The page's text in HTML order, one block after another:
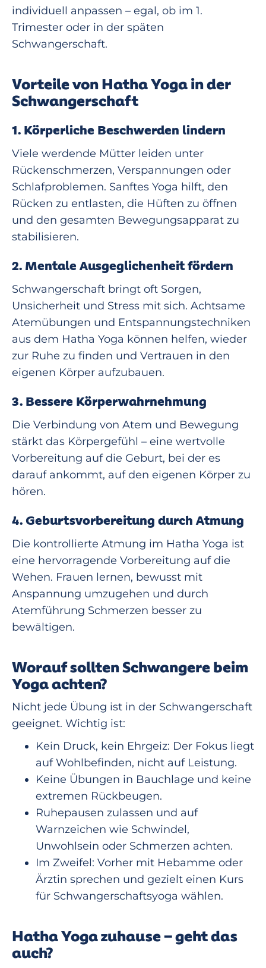
individuell anpassen – egal, ob im 1.
Trimester oder in der späten
Schwangerschaft.
Vorteile von Hatha Yoga in der
Schwangerschaft
1. Körperliche Beschwerden lindern
Viele werdende Mütter leiden unter
Rückenschmerzen, Verspannungen oder
Schlafproblemen. Sanftes Yoga hilft, den
Rücken zu entlasten, die Hüften zu öffnen
und den gesamten Bewegungsapparat zu
stabilisieren.
2. Mentale Ausgeglichenheit fördern
Schwangerschaft bringt oft Sorgen,
Unsicherheit und Stress mit sich. Achtsame
Atemübungen und Entspannungstechniken
aus dem Hatha Yoga können helfen, wieder
zur Ruhe zu finden und Vertrauen in den
eigenen Körper aufzubauen.
3. Bessere Körperwahrnehmung
Die Verbindung von Atem und Bewegung
stärkt das Körpergefühl – eine wertvolle
Vorbereitung auf die Geburt, bei der es
darauf ankommt, auf den eigenen Körper zu
hören.
4. Geburtsvorbereitung durch Atmung
Die kontrollierte Atmung im Hatha Yoga ist
eine hervorragende Vorbereitung auf die
Wehen. Frauen lernen, bewusst mit
Anspannung umzugehen und durch
Atemführung Schmerzen besser zu
bewältigen.
Worauf sollten Schwangere beim
Yoga achten?
Nicht jede Übung ist in der Schwangerschaft
geeignet. Wichtig ist:
Kein Druck, kein Ehrgeiz: Der Fokus liegt
auf Wohlbefinden, nicht auf Leistung.
Keine Übungen in Bauchlage und keine
extremen Rückbeugen.
Ruhepausen zulassen und auf
Warnzeichen wie Schwindel,
Unwohlsein oder Schmerzen achten.
Im Zweifel: Vorher mit Hebamme oder
Ärztin sprechen und gezielt einen Kurs
für Schwangerschaftsyoga wählen.
Hatha Yoga zuhause – geht das
auch?